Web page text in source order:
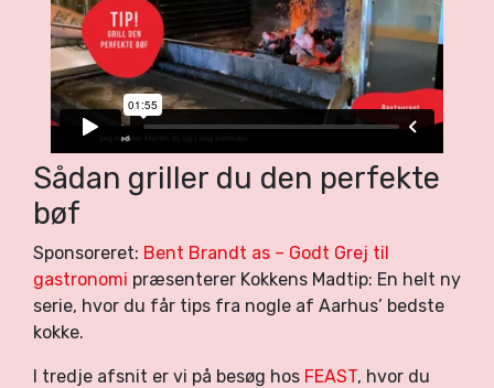
Sådan griller du den perfekte
bøf
Sponsoreret: Bent Brandt as – Godt Grej til
gastronomi præsenterer Kokkens Madtip: En helt ny
serie, hvor du får tips fra nogle af Aarhus’ bedste
kokke.
I tredje afsnit er vi på besøg hos FEAST, hvor du